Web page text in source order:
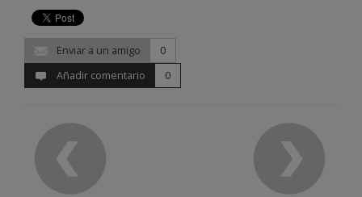
Enviar a un amigo
0
Añadir comentario
0